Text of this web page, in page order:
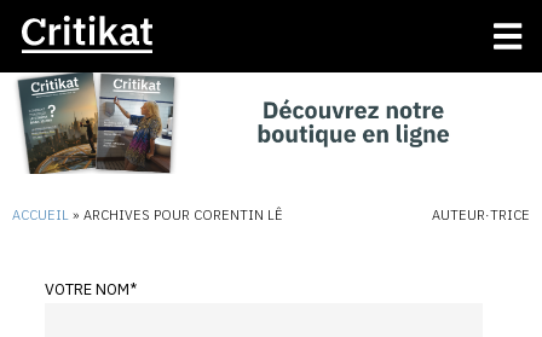
ACCUEIL » ARCHIVES POUR CORENTIN LÊ AUTEUR·TRICE
VOTRE NOM*